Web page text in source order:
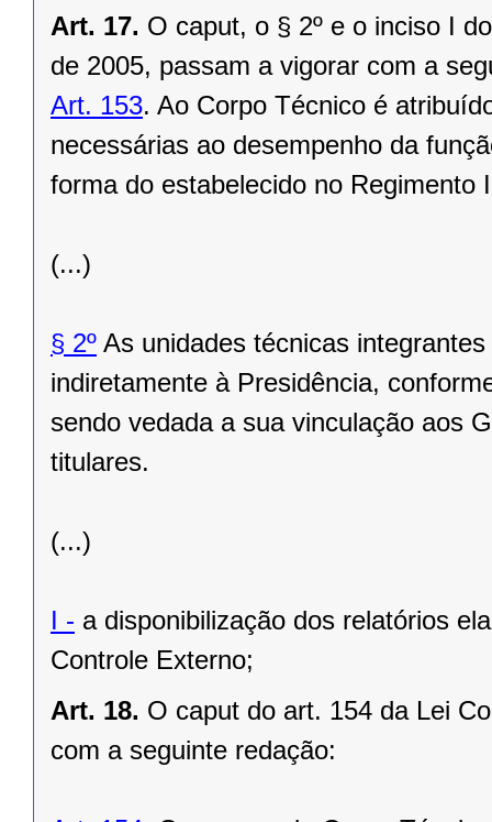
Art. 17. O caput, o § 2º e o inciso I
de 2005, passam a vigorar com a
Art. 153. Ao Corpo Técnico é
necessárias ao desempenho da
forma do estabelecido no Regimento
(...)
§ 2º As unidades técnicas
indiretamente à Presidência,
sendo vedada a sua vinculação aos
titulares.
(...)
I - a disponibilização dos relatórios
Controle Externo;
Art. 18. O caput do art. 154 da Lei
com a seguinte redação: